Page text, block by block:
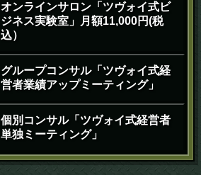
オンラインサロン「ツヴォイ式ビ
ジネス実験室」月額11,000円(税
込）
グループコンサル「ツヴォイ式経
営者業績アップミーティング」
個別コンサル「ツヴォイ式経営者
単独ミーティング」